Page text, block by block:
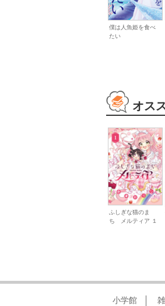
僕は人魚姫を食べ
たい
オス
ふしぎな猫のま
ち メルティア １
小学館